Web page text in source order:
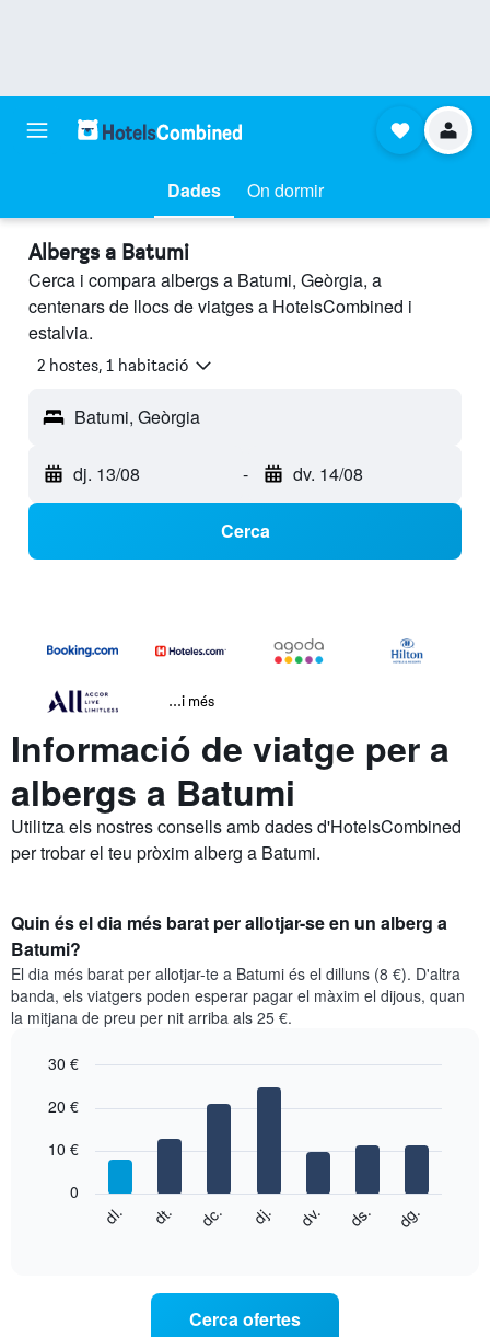
Dades On dormir
Albergs a Batumi
Cerca i compara albergs a Batumi, Geòrgia, a
centenars de llocs de viatges a HotelsCombined i
estalvia.
2 hostes, 1 habitació
Batumi, Geòrgia
dj. 13/08 - dv. 14/08
Cerca
...i més
Informació de viatge per a
albergs a Batumi
Utilitza els nostres consells amb dades d'HotelsCombined
per trobar el teu pròxim alberg a Batumi.
Quin és el dia més barat per allotjar-se en un alberg a
Batumi?
El dia més barat per allotjar-te a Batumi és el dilluns (8 €). D'altra
banda, els viatgers poden esperar pagar el màxim el dijous, quan
la mitjana de preu per nit arriba als 25 €.
chart
bars.
graphic.
dl. dt. dc. dj. dv. ds. dg.
0
10 €
20 €
30 €
Cerca ofertes